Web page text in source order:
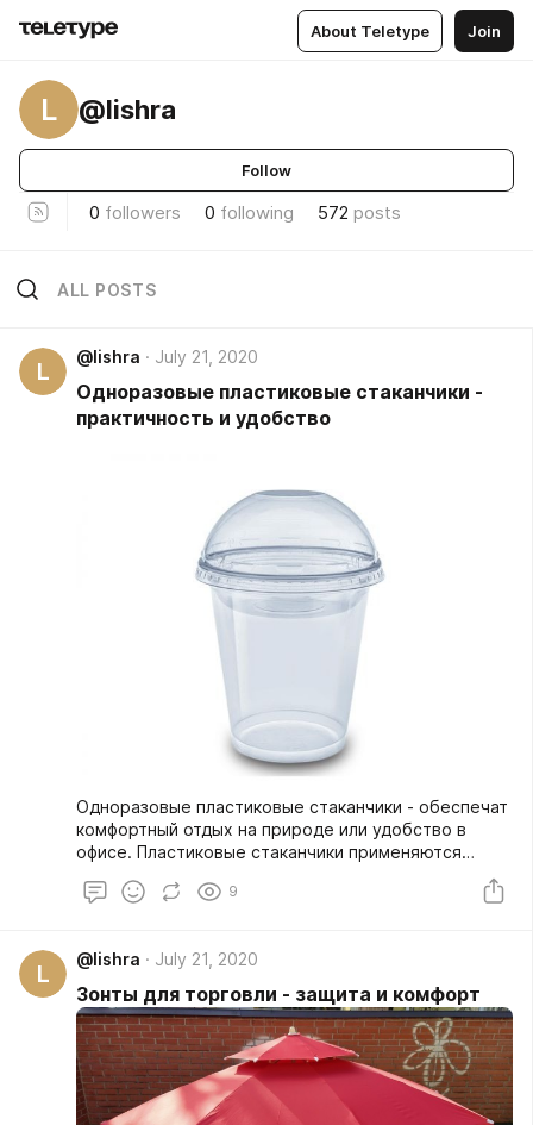
About Teletype Join
L @lishra
Follow
0 followers 0 following 572 posts
ALL POSTS
L
@lishra July 21, 2020
Одноразовые пластиковые стаканчики -
практичность и удобство
Одноразовые пластиковые стаканчики - обеспечат
комфортный отдых на природе или удобство в
офисе. Пластиковые стаканчики применяются
раз. Пластиковые стаканчики доступны по своей
9
L
@lishra July 21, 2020
Зонты для торговли - защита и комфорт